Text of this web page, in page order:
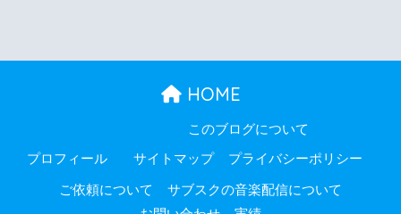
HOME
プロフィール
このブログについて
サイトマップ プライバシーポリシー
ご依頼について
サブスクの音楽配信について